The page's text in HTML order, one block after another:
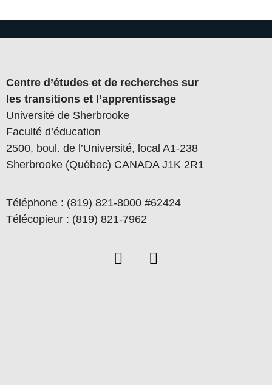
Centre d’études et de recherches sur
les transitions et l’apprentissage
Université de Sherbrooke
Faculté d’éducation
2500, boul. de l’Université, local A1-238
Sherbrooke (Québec) CANADA J1K 2R1
Téléphone : (819) 821-8000 #62424
Télécopieur : (819) 821-7962